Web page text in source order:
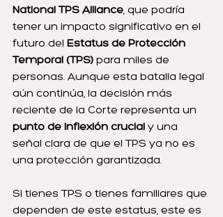
National TPS Alliance, que podría
tener un impacto significativo en el
futuro del Estatus de Protección
Temporal (TPS) para miles de
personas. Aunque esta batalla legal
aún continúa, la decisión más
reciente de la Corte representa un
punto de inflexión crucial y una
señal clara de que el TPS ya no es
una protección garantizada.
Si tienes TPS o tienes familiares que
dependen de este estatus, este es